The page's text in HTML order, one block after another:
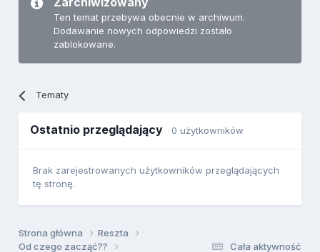
Ten temat przebywa obecnie w archiwum.
Dodawanie nowych odpowiedzi zostało
zablokowane.
Tematy
Ostatnio przeglądający 0 użytkowników
Brak zarejestrowanych użytkowników przeglądających
tę stronę.
Cała aktywność
Strona główna
Reszta
Od czego zacząć??